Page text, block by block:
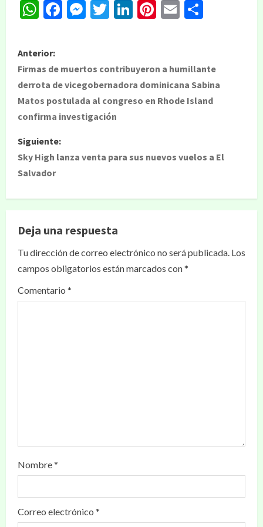
WhatsApp
Facebook
Messenger
Twitter
LinkedIn
Pinterest
Email
Anterior:
Firmas de muertos contribuyeron a humillante
derrota de vicegobernadora dominicana Sabina
Matos postulada al congreso en Rhode Island
confirma investigación
Siguiente:
Sky High lanza venta para sus nuevos vuelos a El
Salvador
Deja una respuesta
Tu dirección de correo electrónico no será publicada. Los
campos obligatorios están marcados con*
Comentario *
Nombre*
Correo electrónico *